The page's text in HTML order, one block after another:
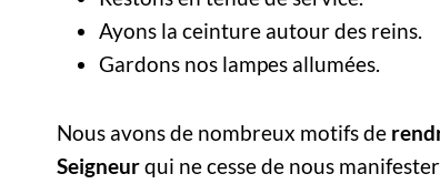
Ayons la ceinture autour des reins.
Gardons nos lampes allumées.
Nous avons de nombreux motifs de
Seigneurqui ne cesse de nous